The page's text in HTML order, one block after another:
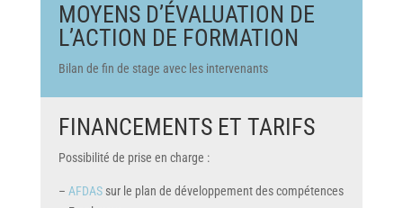
MOYENS D’ÉVALUATION DE
L’ACTION DE FORMATION
Bilan de fin de stage avec les intervenants
FINANCEMENTS ET TARIFS
Possibilité de prise en charge :
– AFDASsur le plan de développement des compétences